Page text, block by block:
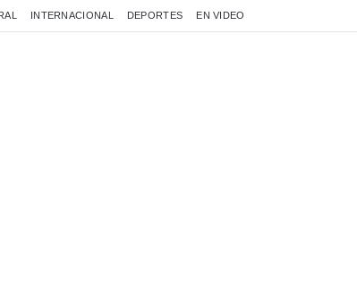
INTERNACIONAL DEPORTES EN VIDEO